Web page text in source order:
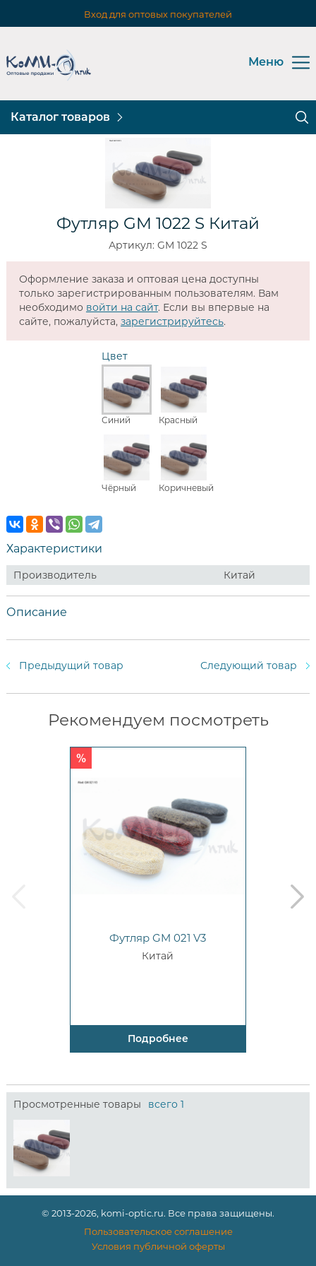
Вход для оптовых покупателей
Меню
Каталог товаров
Футляр GM 1022 S Китай
Артикул: GM 1022 S
Оформление заказа и оптовая цена доступны
только зарегистрированным пользователям. Вам
необходимо войти на сайт. Если вы впервые на
сайте, пожалуйста, зарегистрируйтесь.
Цвет
Синий Красный
Чёрный Коричневый
Характеристики
Производитель Китай
Описание
Предыдущий товар Следующий товар
Рекомендуем посмотреть
Футляр GM 021 V3
Китай
Подробнее
next
Просмотренные товары всего 1
© 2013-2026, komi-optic.ru. Все права защищены.
Пользовательское соглашение
Условия публичной оферты